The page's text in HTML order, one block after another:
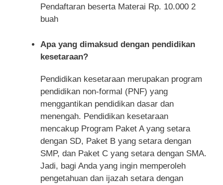
Pendaftaran beserta Materai Rp. 10.000 2
buah
Apa yang dimaksud dengan pendidikan
kesetaraan?
Pendidikan kesetaraan merupakan program
pendidikan non-formal (PNF) yang
menggantikan pendidikan dasar dan
menengah. Pendidikan kesetaraan
mencakup Program Paket A yang setara
dengan SD, Paket B yang setara dengan
SMP, dan Paket C yang setara dengan SMA.
Jadi, bagi Anda yang ingin memperoleh
pengetahuan dan ijazah setara dengan